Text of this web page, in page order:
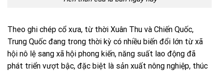
Theo ghi chép cổ xưa, từ thời Xuân Thu và Chiến Quốc,
Trung Quốc đang trong thời kỳ có nhiều biến đổi lớn từ xã
hội nô lệ sang xã hội phong kiến, năng suất lao động đã
phát triển vượt bậc, đặc biệt là sản xuất nông nghiệp, thúc